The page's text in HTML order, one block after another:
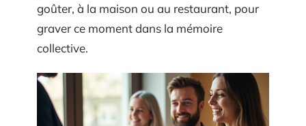
goûter, à la maison ou au restaurant, pour
graver ce moment dans la mémoire
collective.